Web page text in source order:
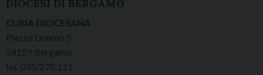
DIOCESI DI BERGAMO
CURIA DIOCESANA
Piazza Duomo 5
24129 Bergamo
tel. 035/278.111